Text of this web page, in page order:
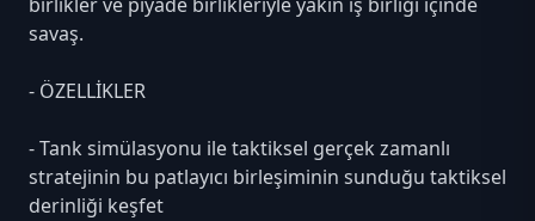
savaş.
- ÖZELLİKLER
- Tank simülasyonu ile taktiksel gerçek zamanlı
stratejinin bu patlayıcı birleşiminin sunduğu taktiksel
derinliği keşfet